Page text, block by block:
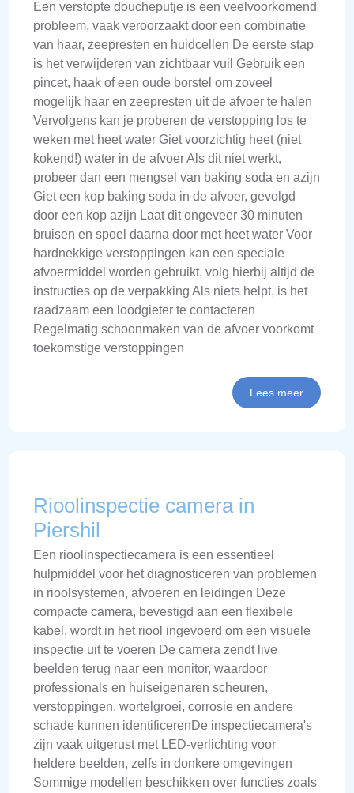
Een verstopte doucheputje is een veelvoorkomend
probleem, vaak veroorzaakt door een combinatie
van haar, zeepresten en huidcellen De eerste stap
is het verwijderen van zichtbaar vuil Gebruik een
pincet, haak of een oude borstel om zoveel
mogelijk haar en zeepresten uit de afvoer te halen
Vervolgens kan je proberen de verstopping los te
weken met heet water Giet voorzichtig heet (niet
kokend!) water in de afvoer Als dit niet werkt,
probeer dan een mengsel van baking soda en azijn
Giet een kop baking soda in de afvoer, gevolgd
door een kop azijn Laat dit ongeveer 30 minuten
bruisen en spoel daarna door met heet water Voor
hardnekkige verstoppingen kan een speciale
afvoermiddel worden gebruikt, volg hierbij altijd de
instructies op de verpakking Als niets helpt, is het
raadzaam een loodgieter te contacteren
Regelmatig schoonmaken van de afvoer voorkomt
toekomstige verstoppingen
Lees meer
Rioolinspectie camera in
Piershil
Een rioolinspectiecamera is een essentieel
hulpmiddel voor het diagnosticeren van problemen
in rioolsystemen, afvoeren en leidingen Deze
compacte camera, bevestigd aan een flexibele
kabel, wordt in het riool ingevoerd om een visuele
inspectie uit te voeren De camera zendt live
beelden terug naar een monitor, waardoor
professionals en huiseigenaren scheuren,
verstoppingen, wortelgroei, corrosie en andere
schade kunnen identificerenDe inspectiecamera's
zijn vaak uitgerust met LED-verlichting voor
heldere beelden, zelfs in donkere omgevingen
Sommige modellen beschikken over functies zoals